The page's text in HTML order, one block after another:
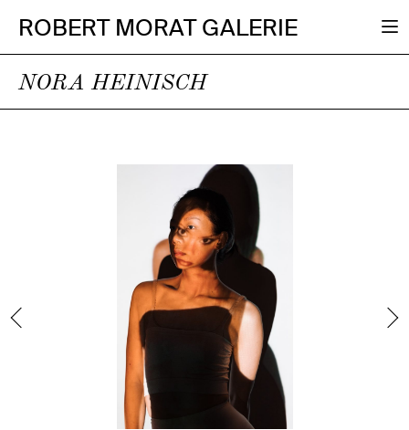
ROBERT MORAT GALERIE
NORA HEINISCH